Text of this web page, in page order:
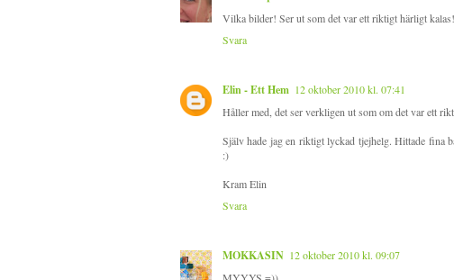
Vilka bilder! Ser ut som det var ett riktigt härligt
Svara
Elin - Ett Hem 12 oktober 2010 kl. 07:41
Håller med, det ser verkligen ut som om det var ett
Själv hade jag en riktigt lyckad tjejhelg. Hittade fina
:)
Kram Elin
Svara
MOKKASIN 12 oktober 2010 kl. 09:07